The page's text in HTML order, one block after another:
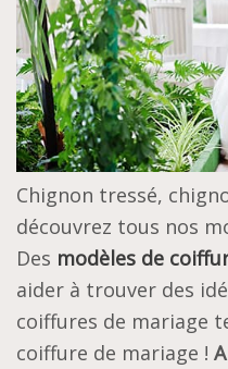
Chignon tressé,
découvrez tous nos
Des modèles de
aider à trouver des
coiffures de mariage
coiffure de mariage !